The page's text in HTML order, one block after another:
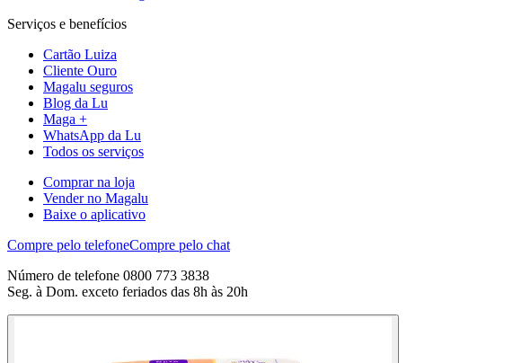
Serviços e benefícios
Cartão Luiza
Cliente Ouro
Magalu seguros
Blog da Lu
Maga +
WhatsApp da Lu
Todos os serviços
Comprar na loja
Vender no Magalu
Baixe o aplicativo
Compre pelo telefoneCompre pelo chat
Número de telefone 0800 773 3838
Seg. à Dom. exceto feriados das 8h às 20h